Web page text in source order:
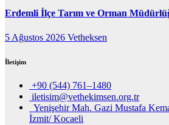
Erdemli İlçe Tarım ve Orman
5 Ağustos 2026 Vetheksen
İletişim
+90 (544) 761–1480
iletisim@vethekimsen.org.tr
Yenişehir Mah. Gazi Mustafa
İzmit/ Kocaeli